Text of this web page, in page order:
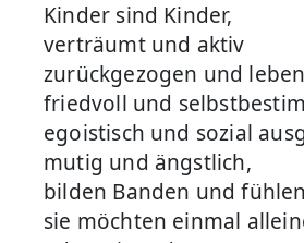
Kinder sind Kinder,
verträumt und aktiv
zurückgezogen und
friedvoll und
egoistisch und sozial
mutig und ängstlich,
bilden Banden und
sie möchten einmal